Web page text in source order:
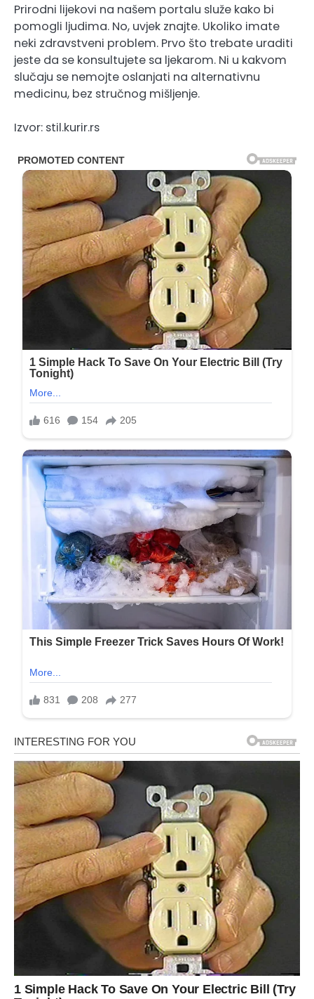
Prirodni lijekovi na našem portalu služe kako bi
pomogli ljudima. No, uvjek znajte. Ukoliko imate
neki zdravstveni problem. Prvo što trebate uraditi
jeste da se konsultujete sa ljekarom. Ni u kakvom
slučaju se nemojte oslanjati na alternativnu
medicinu, bez stručnog mišljenje.
Izvor: stil.kurir.rs